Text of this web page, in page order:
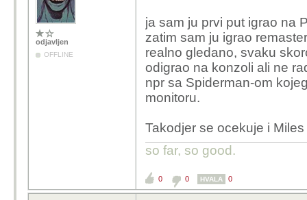
odjavljen
OFFLINE
ja sam ju prvi put igrao na
zatim sam ju igrao
realno gledano, svaku
odigrao na konzoli ali ne
npr sa Spiderman-om
monitoru.
Takodjer se ocekuje i
so far, so good.
0 0 HVALA 0